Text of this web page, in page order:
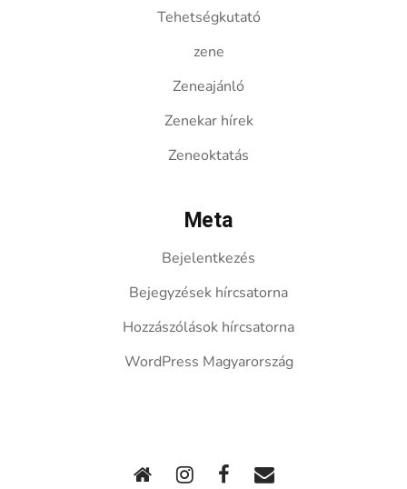
Tehetségkutató
zene
Zeneajánló
Zenekar hírek
Zeneoktatás
Meta
Bejelentkezés
Bejegyzések hírcsatorna
Hozzászólások hírcsatorna
WordPress Magyarország